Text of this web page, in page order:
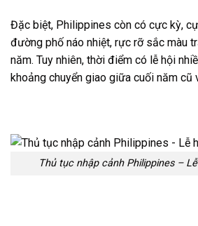
Đặc biệt, Philippines còn có cực kỳ,
đường phố náo nhiệt, rực rỡ sắc màu
năm. Tuy nhiên, thời điểm có lễ hội
khoảng chuyển giao giữa cuối năm cũ
Thủ tục nhập cảnh Philippines –